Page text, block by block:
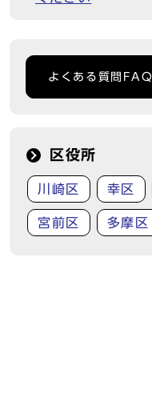
よくある質問FAQ
区役所
川崎区 幸区
宮前区 多摩区